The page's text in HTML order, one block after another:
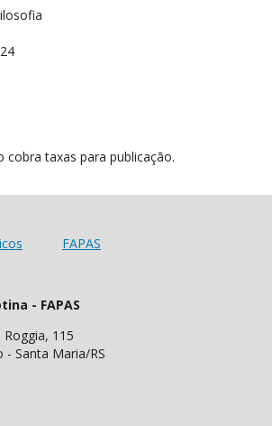
cobra taxas para publicação.
FAPAS
- FAPAS
Roggia, 115
Santa Maria/RS